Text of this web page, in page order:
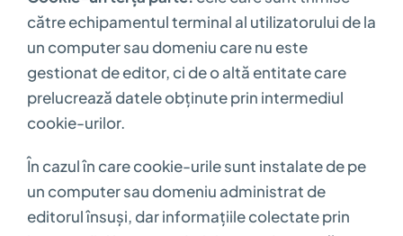
către echipamentul terminal al utilizatorului de la
un computer sau domeniu care nu este
gestionat de editor, ci de o altă entitate care
prelucrează datele obținute prin intermediul
cookie-urilor.
În cazul în care cookie-urile sunt instalate de pe
un computer sau domeniu administrat de
editorul însuși, dar informațiile colectate prin